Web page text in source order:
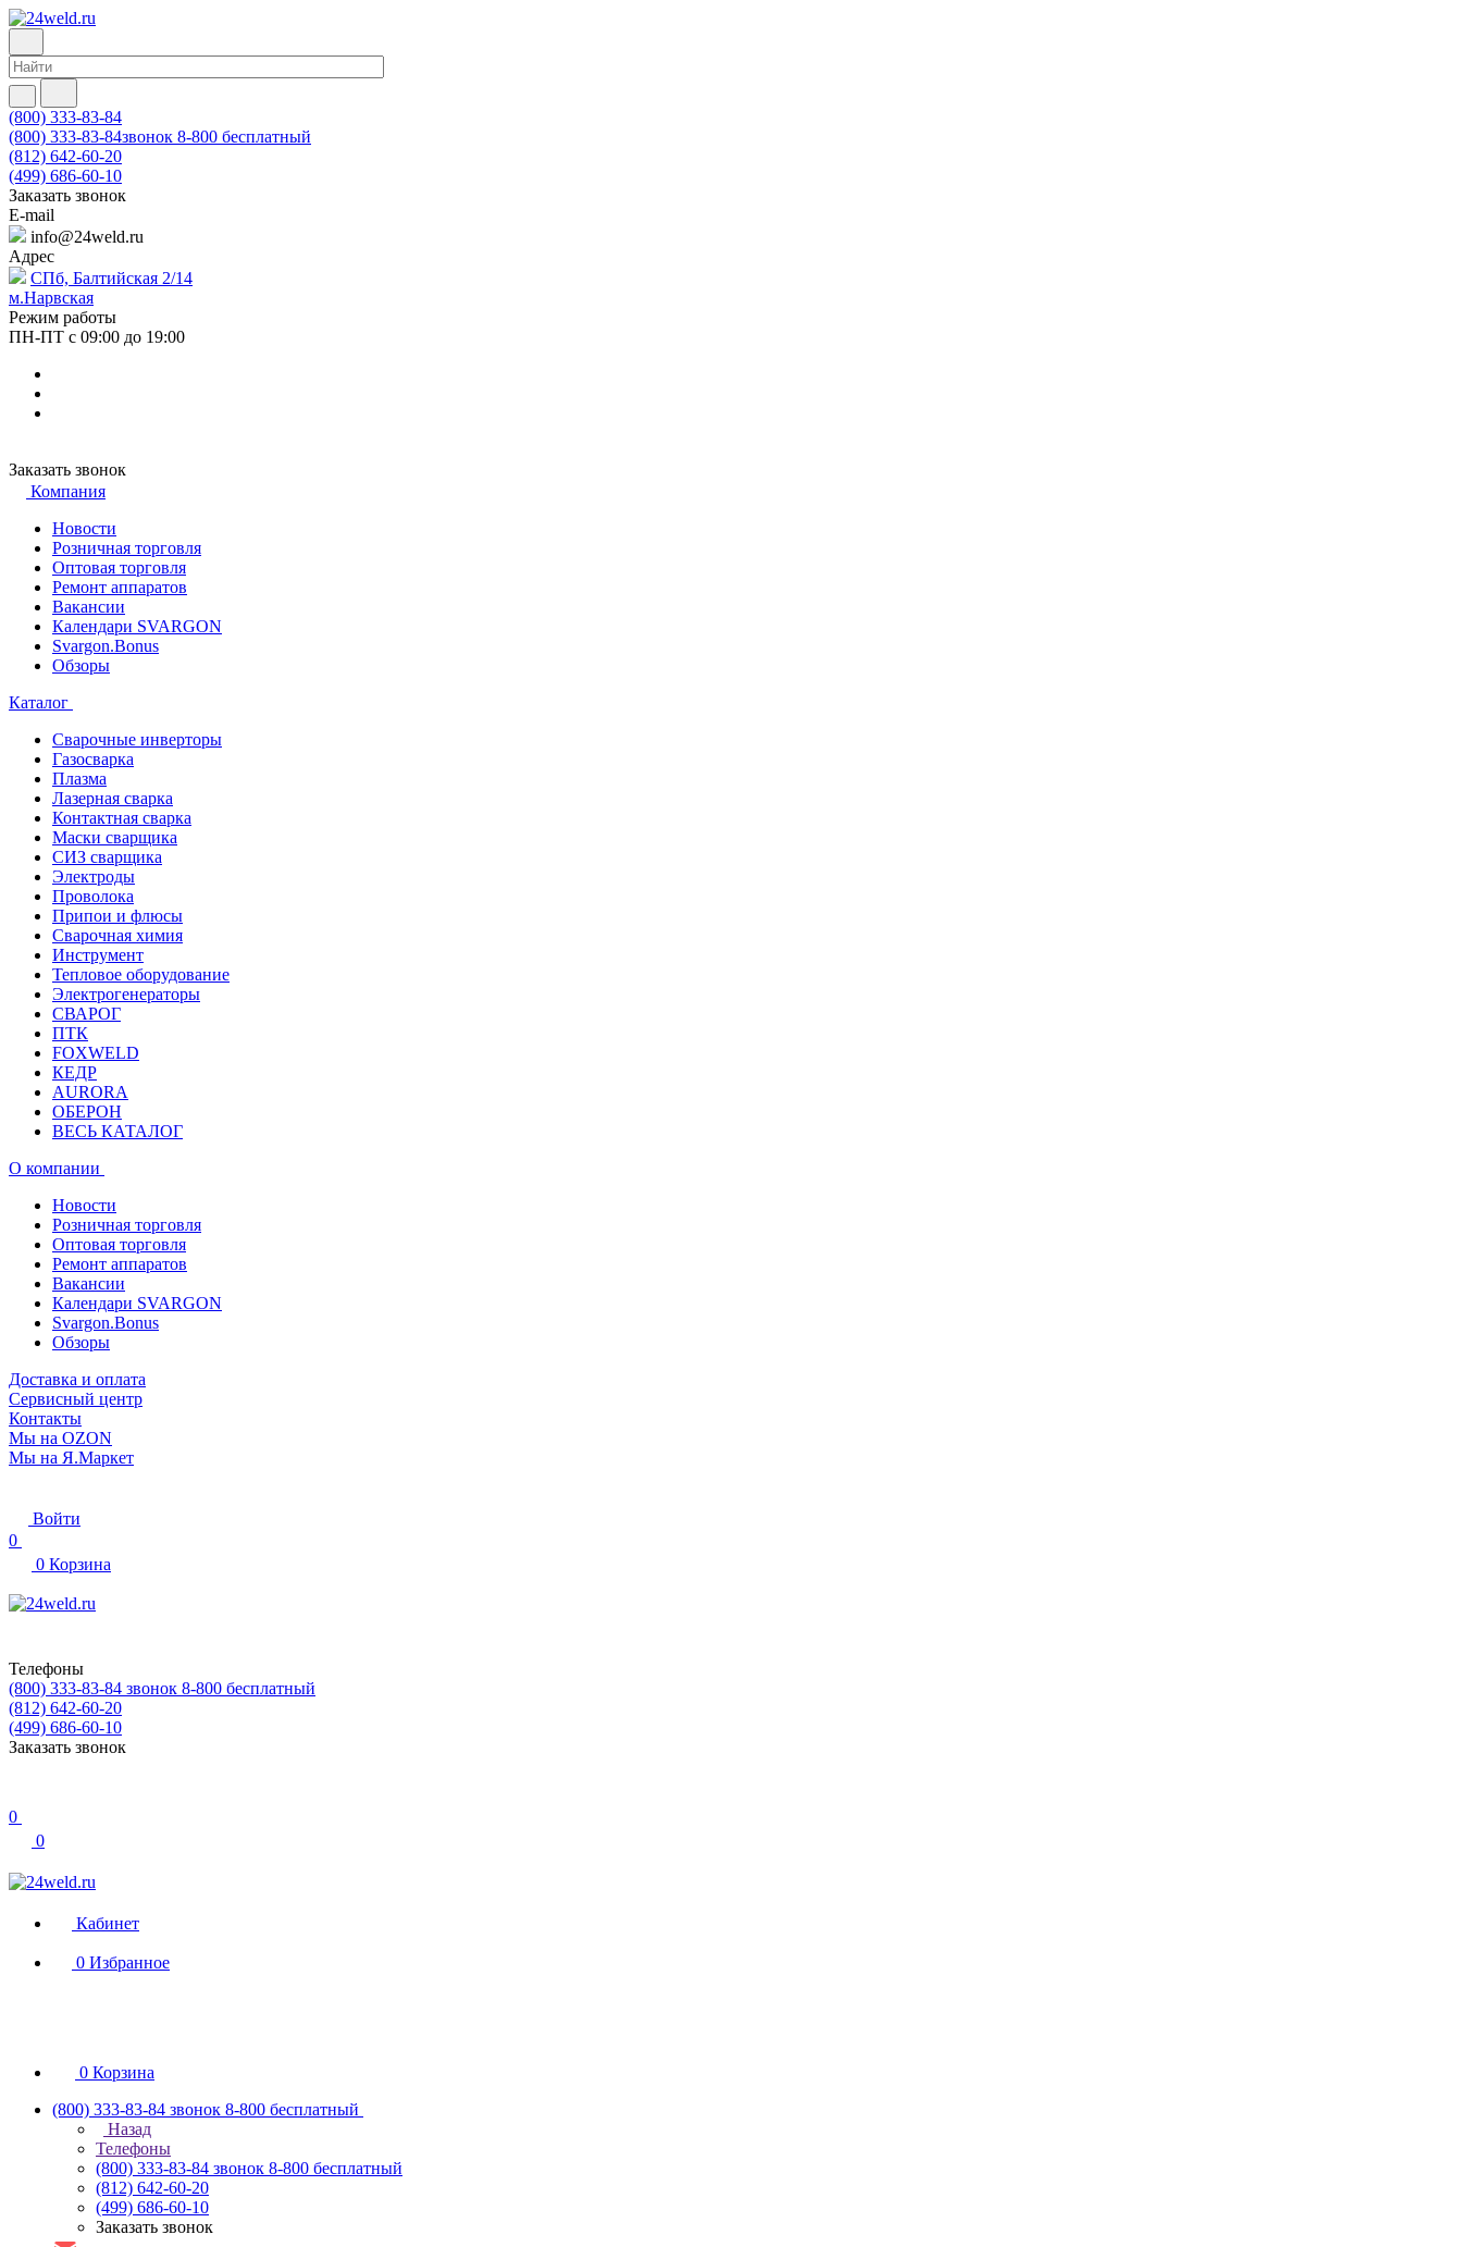
(800) 333-83-84
(800) 333-83-84звонок 8-800 бесплатный
(812) 642-60-20
(499) 686-60-10
Заказать звонок
E-mail
info@24weld.ru
Адрес
СПб, Балтийская 2/14
м.Нарвская
Режим работы
ПН-ПТ с 09:00 до 19:00
Заказать звонок
Компания
Новости
Розничная торговля
Оптовая торговля
Ремонт аппаратов
Вакансии
Календари SVARGON
Svargon.Bonus
Обзоры
Каталог
Сварочные инверторы
Газосварка
Плазма
Лазерная сварка
Контактная сварка
Маски сварщика
СИЗ сварщика
Электроды
Проволока
Припои и флюсы
Сварочная химия
Инструмент
Тепловое оборудование
Электрогенераторы
СВАРОГ
ПТК
FOXWELD
КЕДР
AURORA
ОБЕРОН
ВЕСЬ КАТАЛОГ
О компании
Новости
Розничная торговля
Оптовая торговля
Ремонт аппаратов
Вакансии
Календари SVARGON
Svargon.Bonus
Обзоры
Доставка и оплата
Сервисный центр
Контакты
Мы на OZON
Мы на Я.Маркет
Войти
0
0 Корзина
Телефоны
(800) 333-83-84 звонок 8-800 бесплатный
(812) 642-60-20
(499) 686-60-10
Заказать звонок
0
0
Кабинет
0 Избранное
0 Корзина
(800) 333-83-84 звонок 8-800 бесплатный
Назад
Телефоны
(800) 333-83-84 звонок 8-800 бесплатный
(812) 642-60-20
(499) 686-60-10
Заказать звонок